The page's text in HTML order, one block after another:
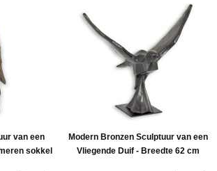
van een
sokkel
Modern Bronzen Sculptuur van een
Vliegende Duif - Breedte 62 cm